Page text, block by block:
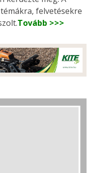
felvetésekre
Tovább >>>